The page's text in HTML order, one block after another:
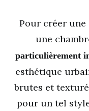
Pour créer
une
particulièrement
esthétique
brutes et
pour un tel